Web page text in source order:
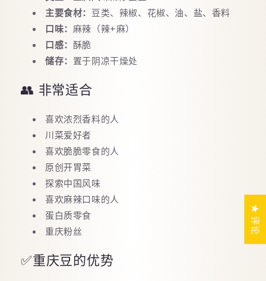
主要食材： 豆类、辣椒、花椒、油、盐、香料
口味： 麻辣（辣+麻）
口感： 酥脆
储存： 置于阴凉干燥处
👥 非常适合
喜欢浓烈香料的人
川菜爱好者
喜欢脆脆零食的人
原创开胃菜
探索中国风味
喜欢麻辣口味的人
蛋白质零食
重庆粉丝
✅重庆豆的优势
★ 评论